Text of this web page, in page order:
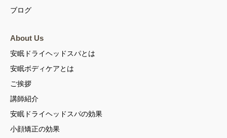
ブログ
About Us
安眠ドライヘッドスパとは
安眠ボディケアとは
ご挨拶
講師紹介
安眠ドライヘッドスパの効果
小顔矯正の効果